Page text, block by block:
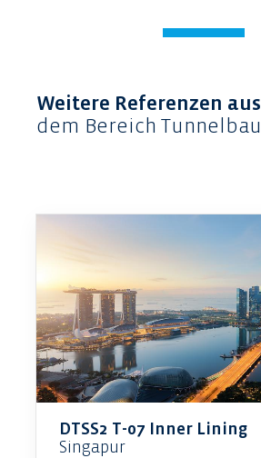
Weitere Referenzen aus
dem Bereich Tunnelbau
DTSS2 T-07 Inner Lining
Singapur